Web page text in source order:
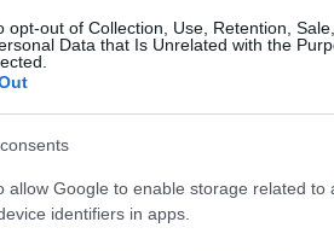
opt-out of Collection, Use, Retention,
Data that Is Unrelated with the
allow Google to enable storage related to
identifiers in apps.
a prendere le redini della
il franchise, che ha già visto
su come Mulligan